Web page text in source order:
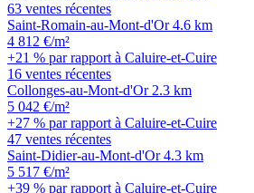
63 ventes récentes
Saint-Romain-au-Mont-d'Or 4.6 km
4 812 €/m²
+21 % par rapport à Caluire-et-Cuire
16 ventes récentes
Collonges-au-Mont-d'Or 2.3 km
5 042 €/m²
+27 % par rapport à Caluire-et-Cuire
47 ventes récentes
Saint-Didier-au-Mont-d'Or 4.3 km
5 517 €/m²
+39 % par rapport à Caluire-et-Cuire